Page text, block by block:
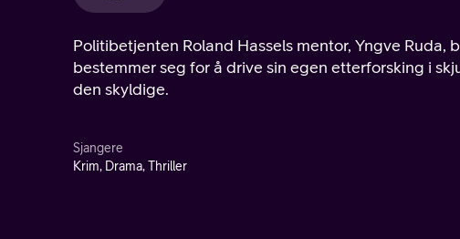
Politibetjenten Roland Hassels mentor, Yngve
bestemmer seg for å drive sin egen etterforsking i
den skyldige.
Sjangere
Krim, Drama, Thriller